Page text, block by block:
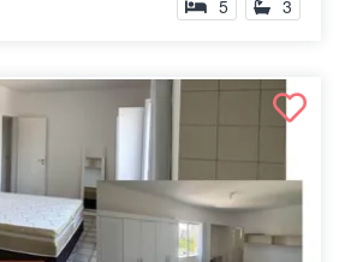
5 3